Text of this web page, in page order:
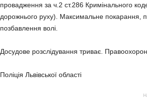
провадження за ч.2 ст.286 Кримінального
дорожнього руху). Максимальне покарання,
позбавлення волі.
Досудове розслідування триває.
Поліція Львівської області